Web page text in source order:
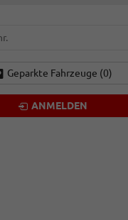
Geparkte Fahrzeuge (0)
ANMELDEN